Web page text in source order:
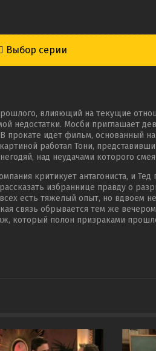
Выбор серии
влияющий на текущие
недостатки. Мосби приглашает
прокате идет фильм, основанный
работал Тони,
над неудачами которого
критикует антагониста, и Тед
избраннице правду о
есть тяжелый опыт, но вдвоем
связь обрывается тем же
который полон призраками